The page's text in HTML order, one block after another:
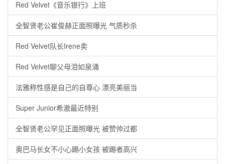
Red Velvet《音乐银行》上班
全智贤老公崔俊赫正面照曝光 气质秒杀
Red Velvet队长Irene卖
Red Velvet聊父母泪如泉涌
泫雅称性感是自己的自尊心 漂亮美丽当
Super Junior希澈最近特别
全智贤老公罕见正面照曝光 被赞帅过都
奥巴马长女不小心踢小女孩 被踢者高兴